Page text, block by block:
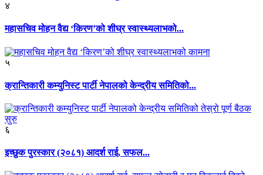
४
महासचिव मोहन वैद्य ‘किरण’को शीघ्र स्वास्थ्यलाभको...
५
क्रान्तिकारी कम्युनिस्ट पार्टी नेपालको केन्द्रीय समितिको...
६
इच्छुक पुरस्कार (२०८१) आदर्श राई, सफल...